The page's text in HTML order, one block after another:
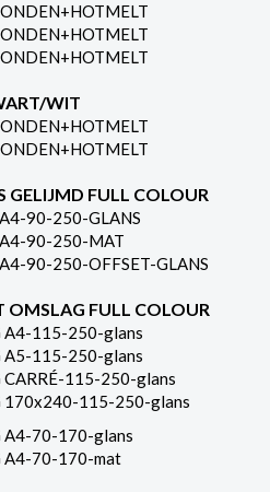
WIT
GELIJMD FULL COLOUR
90-250-GLANS
A4-90-250-MAT
90-250-OFFSET-GLANS
OMSLAG FULL COLOUR
A4-115-250-glans
A5-115-250-glans
CARRÉ-115-250-glans
170x240-115-250-glans
A4-70-170-glans
A4-70-170-mat